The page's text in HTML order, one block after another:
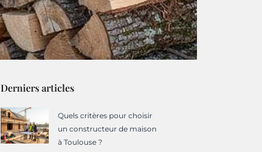
Derniers articles
Quels critères pour choisir
un constructeur de maison
à Toulouse ?